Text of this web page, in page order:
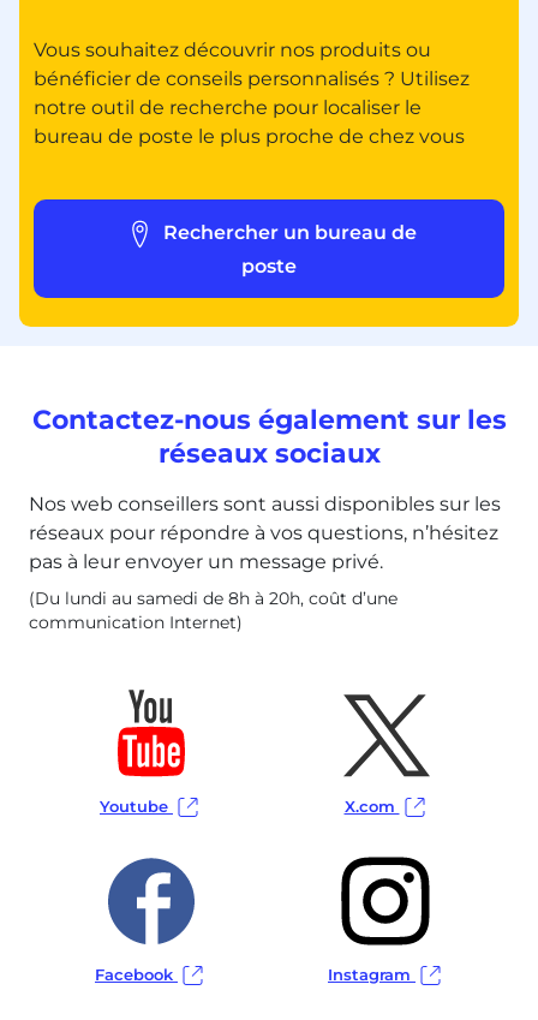
Vous souhaitez découvrir nos produits ou
bénéficier de conseils personnalisés ? Utilisez
notre outil de recherche pour localiser le
bureau de poste le plus proche de chez vous
Rechercher un bureau de
poste
Contactez-nous également sur les
réseaux sociaux
Nos web conseillers sont aussi disponibles sur les
réseaux pour répondre à vos questions, n’hésitez
pas à leur envoyer un message privé.
(Du lundi au samedi de 8h à 20h, coût d’une
communication Internet)
Youtube X.com
Facebook Instagram